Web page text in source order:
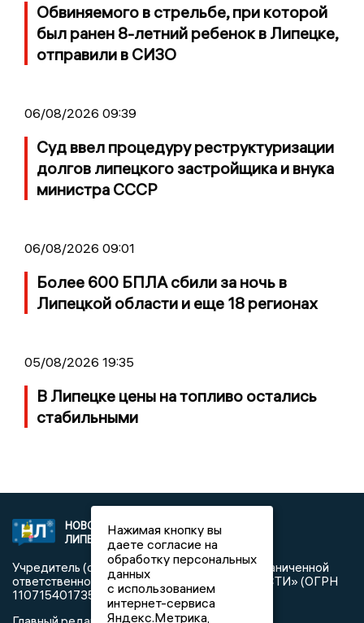
Обвиняемого в стрельбе, при которой
был ранен 8-летний ребенок в Липецке,
отправили в СИЗО
06/08/2026 09:39
Суд ввел процедуру реструктуризации
долгов липецкого застройщика и внука
министра СССР
06/08/2026 09:01
Более 600 БПЛА сбили за ночь в
Липецкой области и еще 18 регионах
05/08/2026 19:35
В Липецке цены на топливо остались
стабильными
НОВОСТИ
ЛИПЕЦКА
2021 © NEWSLIPETSK.RU | СИ
«Новости Липецка»
Учредитель (соучредители): Общество с ограниченной
ответственностью «РЕГИОНАЛЬНЫЕ НОВОСТИ» (ОГРН
1107154017354)
Нажимая кнопку вы
даете согласие на
обработку персональных
данных
с использованием
интернет-сервиса
Яндекс.Метрика,